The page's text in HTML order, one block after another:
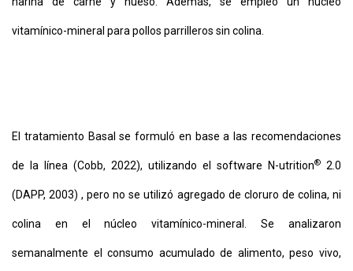
vitamínico-mineral para pollos parrilleros sin colina.
El tratamiento Basal se formuló en base a las recomendaciones
de la línea (Cobb, 2022), utilizando el software N-utrition® 2.0
(DAPP, 2003) , pero no se utilizó agregado de cloruro de colina, ni
colina en el núcleo vitamínico-mineral. Se analizaron
semanalmente el consumo acumulado de alimento, peso vivo,